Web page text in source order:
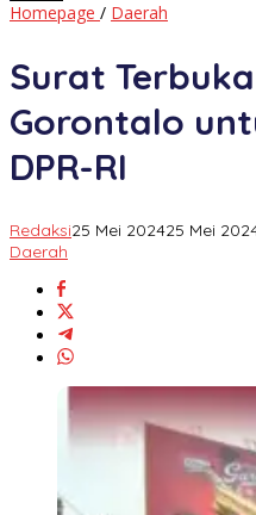
Homepage / Daerah
Jurnalis
untuk
Surat
Gorontalo
DPR-RI
Redaksi25 Mei 202425 Mei
Daerah